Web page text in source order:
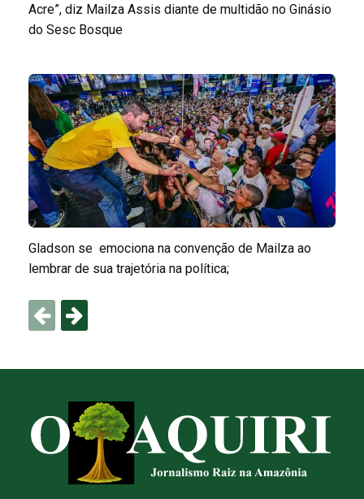
Acre”, diz Mailza Assis diante de multidão no Ginásio
do Sesc Bosque
Gladson se emociona na convenção de Mailza ao
lembrar de sua trajetória na política;